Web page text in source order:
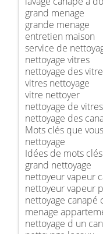
grand menage
grande menage
entretien maison
service de
nettoyage vitres
nettoyage des
vitres nettoyage
vitre nettoyer
nettoyage de vitres
nettoyage des
Mots clés que
nettoyage
Idées de mots clés
grand nettoyage
nettoyeur vapeur
nettoyeur vapeur
nettoyage canapé
menage
nettoyage d un